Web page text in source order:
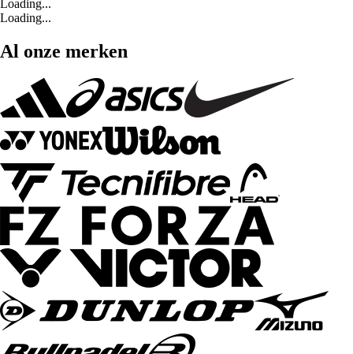
Loading...
Loading...
Al onze merken